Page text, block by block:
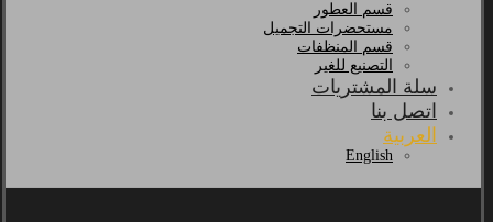
قسم العطور
مستحضرات التجميل
قسم المنظفات
التصنيع للغير
سلة المشتريات
اتصل بنا
العربية
English